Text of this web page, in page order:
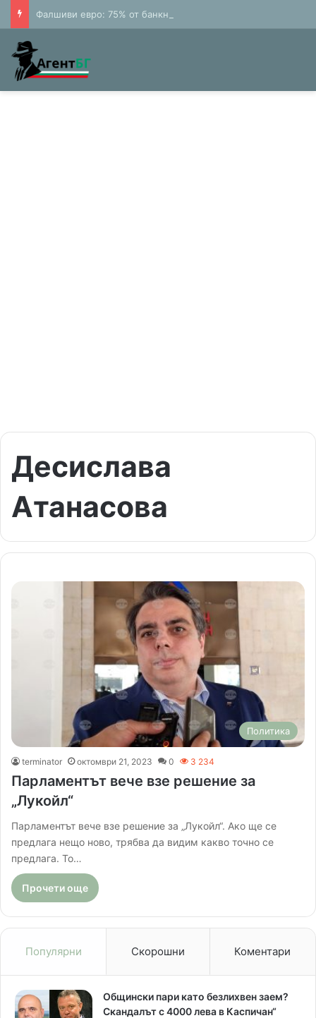
Десислава
Атанасова
Политика
terminator октомври 21, 2023 0 3 234
Парламентът вече взе решение за
„Лукойл“
Парламентът вече взе решение за „Лукойл“. Ако ще се
предлага нещо ново, трябва да видим какво точно се
предлага. То…
Прочети още
Популярни Скорошни Коментари
Общински пари като безлихвен заем?
Скандалът с 4000 лева в Каспичан“